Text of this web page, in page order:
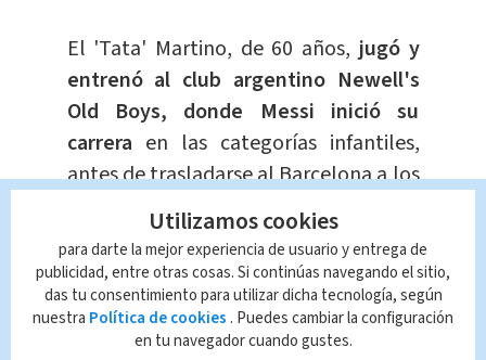
El 'Tata' Martino, de 60 años, jugó y
entrenó al club argentino Newell's
Old Boys, donde Messi inició su
carrera en las categorías infantiles,
antes de trasladarse al Barcelona a los
El club del sur de Floridatambién
espera fichar a otro excompañero de
Messien el Barcelona, el volante
Utilizamos cookies
para darte la mejor experiencia de usuario y entrega de
publicidad, entre otras cosas. Si continúas navegando el sitio,
das tu consentimiento para utilizar dicha tecnología, según
nuestra Política de cookies . Puedes cambiar la configuración
en tu navegador cuando gustes.